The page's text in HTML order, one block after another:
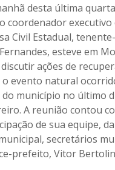
desta última
coordenador executivo
Civil Estadual,
esteve em
ações de
o evento natural
município no último
A reunião contou
de sua equipe,
secretários
prefeito, Vitor